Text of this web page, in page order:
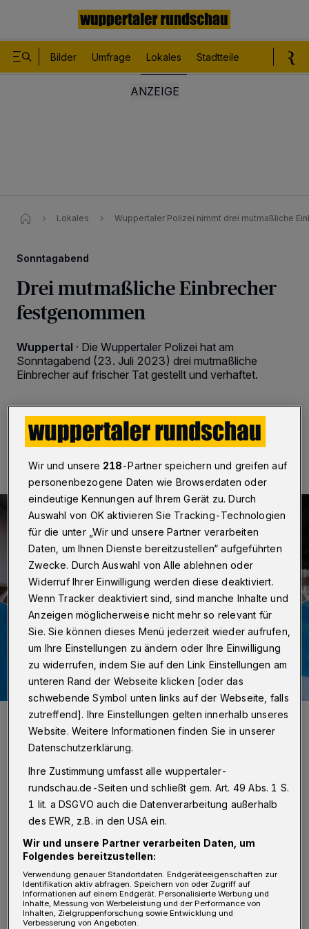
Bilder Umfrage Lokales Stadtteile
Lokales Wuppertaler Polizei nimmt drei mutmaßliche
Sonntagabend
Drei mutmaßliche Einbrecher
festgenommen
Wuppertal · Die Wuppertaler Polizei hat am
Sonntagabend (23. Juli 2023) drei mutmaßliche
Einbrecher auf frischer Tat gestellt und verhaftet.
24.07.2023 , 14:51 Uhr Eine Minute Lesezeit
Symbolbild.
Foto: Christoph Petersen
Z wei Männer (41 und 43) hatten an der
Wuppertaler Gronaustraße versucht, in
eine Wohnung eines Mehrfamilienhauses zu
gelangen. Ein 30 Jahre alter Zeuge, der das
Geschehen beobachtete, hatte daraufhin die
Polizei alarmiert. Demnach wollten zwei
Wir und unsere 218-Partner speichern und greifen auf
personenbezogene Daten wie Browserdaten oder
eindeutige Kennungen auf Ihrem Gerät zu. Durch
Auswahl von OK aktivieren Sie Tracking-Technologien
für die unter „Wir und unsere Partner verarbeiten
Daten, um Ihnen Dienste bereitzustellen“ aufgeführten
Zwecke. Durch Auswahl von Alle ablehnen oder
Widerruf Ihrer Einwilligung werden diese deaktiviert.
Wenn Tracker deaktiviert sind, sind manche Inhalte und
Anzeigen möglicherweise nicht mehr so relevant für
Sie. Sie können dieses Menü jederzeit wieder aufrufen,
um Ihre Einstellungen zu ändern oder Ihre Einwilligung
zu widerrufen, indem Sie auf den Link Einstellungen am
unteren Rand der Webseite klicken [oder das
schwebende Symbol unten links auf der Webseite, falls
zutreffend]. Ihre Einstellungen gelten innerhalb unseres
Website. Weitere Informationen finden Sie in unserer
Datenschutzerklärung.
Ihre Zustimmung umfasst alle wuppertaler-
rundschau.de-Seiten und schließt gem. Art. 49 Abs. 1 S.
1 lit. a DSGVO auch die Datenverarbeitung außerhalb
des EWR, z.B. in den USA ein.
Wir und unsere Partner verarbeiten Daten, um
Folgendes bereitzustellen:
Verwendung genauer Standortdaten. Endgeräteeigenschaften zur
Identifikation aktiv abfragen. Speichern von oder Zugriff auf
Informationen auf einem Endgerät. Personalisierte Werbung und
Inhalte, Messung von Werbeleistung und der Performance von
Inhalten, Zielgruppenforschung sowie Entwicklung und
Verbesserung von Angeboten.